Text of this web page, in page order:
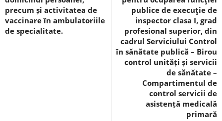
precum și activitatea de
vaccinare în ambulatoriile
de specialitate.
publice de execuţie de
inspector clasa I, grad
profesional superior, din
cadrul Serviciului Control
în sănătate publică – Birou
control unități și servicii
de sănătate –
Compartimentul de
control servicii de
asistență medicală
primară